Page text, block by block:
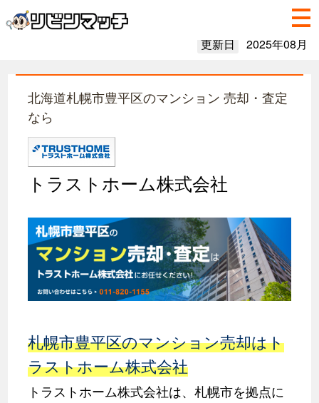
更新日 2025年08月
北海道札幌市豊平区のマンション 売却・査定
なら
トラストホーム株式会社
札幌市豊平区のマンション売却はト
ラストホーム株式会社
トラストホーム株式会社は、札幌市を拠点に